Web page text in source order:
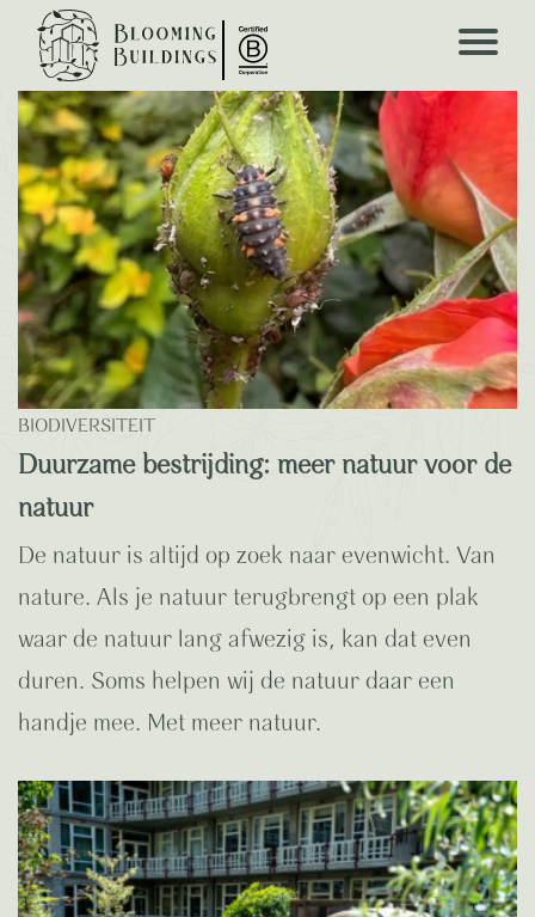
Blooming Blogs
BIODIVERSITEIT
Duurzame bestrijding: meer natuur voor de
natuur
De natuur is altijd op zoek naar evenwicht. Van
nature. Als je natuur terugbrengt op een plak
waar de natuur lang afwezig is, kan dat even
duren. Soms helpen wij de natuur daar een
handje mee. Met meer natuur.